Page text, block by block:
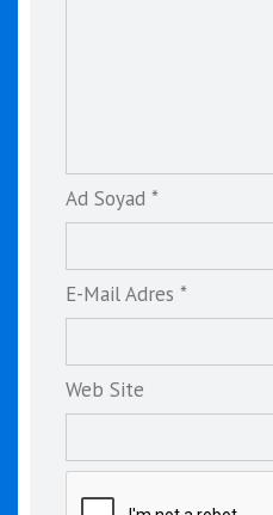
Ad Soyad *
E-Mail Adres *
Web Site